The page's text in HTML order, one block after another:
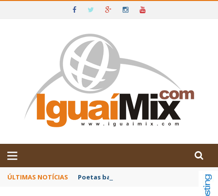
IGUAÍ E SUDOESTE DA BAHIA
ÚLTIMAS NOTÍCIAS Poetas baianos representam o Brasil no